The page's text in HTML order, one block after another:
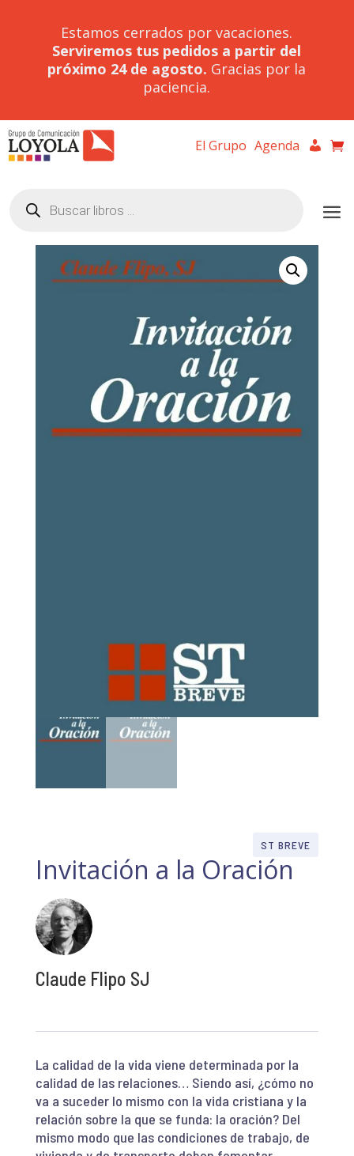
Estamos cerrados por vacaciones.
Serviremos tus pedidos a partir del
próximo 24 de agosto. Gracias por la
paciencia.
El Grupo Agenda
productos
ST BREVE
Invitación a la Oración
Claude Flipo SJ
La calidad de la vida viene determinada por la
calidad de las relaciones… Siendo así, ¿cómo no
va a suceder lo mismo con la vida cristiana y la
relación sobre la que se funda: la oración? Del
mismo modo que las condiciones de trabajo, de